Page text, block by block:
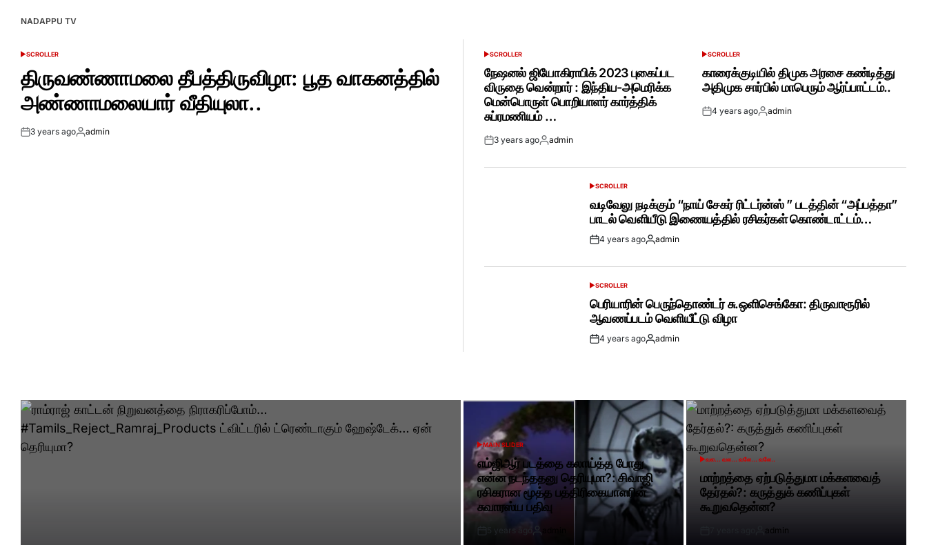
NADAPPU TV
POSTED
SCROLLER
திருவண்ணாமலை தீபத்திருவிழா: பூத வாகனத்தில்
அண்ணாமலையார் வீதியுலா..
Post3 years agoBy:admin
POSTED
IN
SCROLLER
நேஷனல் ஜியோகிராபிக் 2023 புகைப்பட
விருதை வென்றார் : இந்திய-அமெரிக்க
மென்பொருள் பொறியாளர் கார்த்திக்
சுப்ரமணியம் …
Post3 years agoBy:admin
POSTED
SCROLLER
காரைக்குடியில் திமுக அரசை கண்டித்து
அதிமுக சார்பில் மாபெரும் ஆர்ப்பாட்டம்..
Post4 years agoBy:admin
POSTED
SCROLLER
வடிவேலு நடிக்கும் “நாய் சேகர் ரிட்டர்ன்ஸ் ” படத்தின் “அப்பத்தா”
பாடல் வெளியீடு இணையத்தில் ரசிகர்கள் கொண்டாட்டம்…
Post4 years agoBy:admin
POSTED
IN
SCROLLER
பெரியாரின் பெருந்தொண்டர் சு.ஒளிசெங்கோ: திருவாரூரில்
ஆவணப்படம் வெளியீட்டு விழா
Post4 years agoBy:admin
POSTED
IN
MAIN SLIDER
எம்ஜிஆர் படத்தை கலாய்த்த போது
என்ன நடந்ததனு தெரியுமா?: சிவாஜி
ரசிகரான மூத்த பத்திரிகையாளரின்
சுவாரஸ்ய பதிவு
Post5 years ago By:
POSTED
வல... வல... வலே... வலே..
மாற்றத்தை ஏற்படுத்துமா மக்களவைத்
தேர்தல்?: கருத்துக் கணிப்புகள்
கூறுவதென்ன?
By:admin